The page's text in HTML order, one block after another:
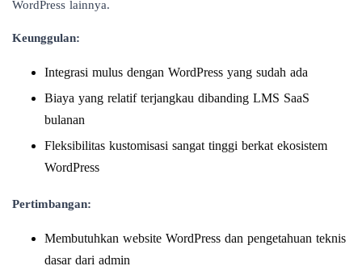
WordPress lainnya.
Keunggulan:
Integrasi mulus dengan WordPress yang sudah ada
Biaya yang relatif terjangkau dibanding LMS SaaS
bulanan
Fleksibilitas kustomisasi sangat tinggi berkat ekosistem
WordPress
Pertimbangan:
Membutuhkan website WordPress dan pengetahuan teknis
dasar dari admin